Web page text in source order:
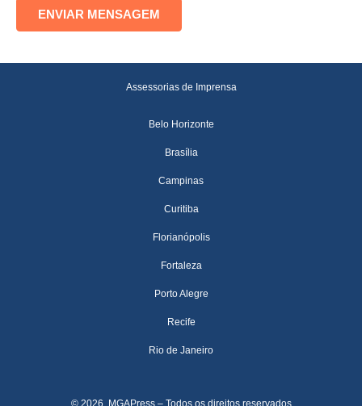
Assessorias de Imprensa
Belo Horizonte
Brasília
Campinas
Curitiba
Florianópolis
Fortaleza
Porto Alegre
Recife
Rio de Janeiro
© 2026, MGAPress – Todos os direitos reservados